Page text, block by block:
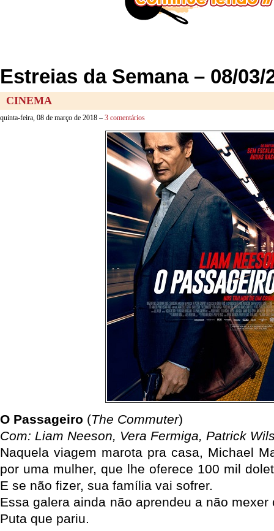
Estreias da Semana – 08/03/
CINEMA
quinta-feira, 08 de março de 2018 – 3 comentários
O Passageiro (The Commuter)
Com: Liam Neeson, Vera Fermiga, Patrick
Naquela viagem marota pra casa, Michael
por uma mulher, que lhe oferece 100 mil
E se não fizer, sua família vai sofrer.
Essa galera ainda não aprendeu a não
Puta que pariu.